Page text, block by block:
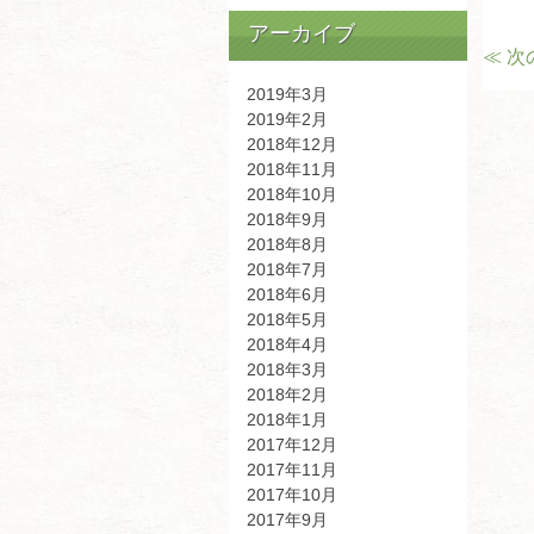
≪ 次
アーカイブ
2019年3月
2019年2月
2018年12月
2018年11月
2018年10月
2018年9月
2018年8月
2018年7月
2018年6月
2018年5月
2018年4月
2018年3月
2018年2月
2018年1月
2017年12月
2017年11月
2017年10月
2017年9月